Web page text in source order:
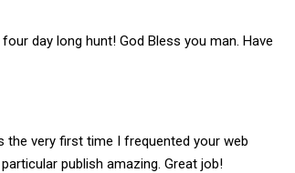
day long hunt! God Bless you man. Have
very first time I frequented your web
publish amazing. Great job!